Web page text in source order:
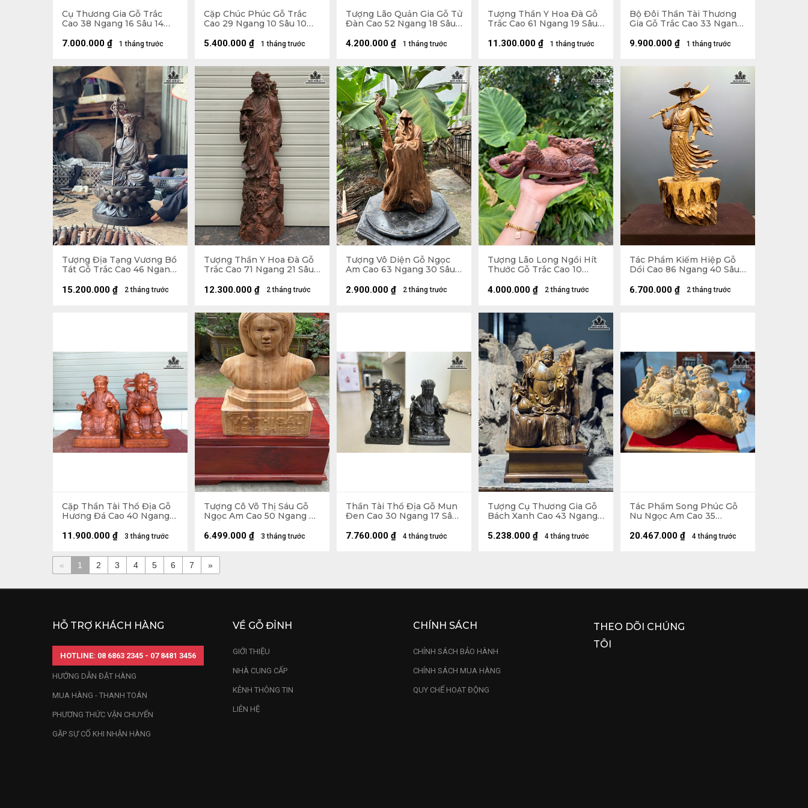
Cụ Thương Gia Gỗ Trắc
Cao 38 Ngang 16 Sâu 14
1 tháng trước
7.000.000 ₫
Cặp Chúc Phúc Gỗ Trắc
Cao 29 Ngang 10 Sâu 10
1 tháng trước
5.400.000 ₫
Tượng Lão Quản Gia Gỗ Tử
Đàn Cao 52 Ngang 18 Sâu
1 tháng trước
4.200.000 ₫
Tượng Thần Y Hoa Đà Gỗ
Trắc Cao 61 Ngang 19 Sâu
1 tháng trước
11.300.000 ₫
Bộ Đôi Thần Tài Thương
Gia Gỗ Trắc Cao 33 Ngang
1 tháng trước
9.900.000 ₫
Tượng Địa Tạng Vương Bồ
Tát Gỗ Trắc Cao 46 Ngang
2 tháng trước
15.200.000 ₫
Tượng Thần Y Hoa Đà Gỗ
Trắc Cao 71 Ngang 21 Sâu
2 tháng trước
12.300.000 ₫
Tượng Vô Diện Gỗ Ngọc
Am Cao 63 Ngang 30 Sâu
2 tháng trước
2.900.000 ₫
Tượng Lão Long Ngồi Hít
Thước Gỗ Trắc Cao 10
2 tháng trước
4.000.000 ₫
Tác Phẩm Kiếm Hiệp Gỗ
Dổi Cao 86 Ngang 40 Sâu
2 tháng trước
6.700.000 ₫
Cặp Thần Tài Thổ Địa Gỗ
Hương Đá Cao 40 Ngang
3 tháng trước
11.900.000 ₫
Tượng Cô Võ Thị Sáu Gỗ
Ngọc Am Cao 50 Ngang 40
3 tháng trước
6.499.000 ₫
Thần Tài Thổ Địa Gỗ Mun
Đen Cao 30 Ngang 17 Sâu
4 tháng trước
7.760.000 ₫
Tượng Cụ Thương Gia Gỗ
Bách Xanh Cao 43 Ngang
4 tháng trước
5.238.000 ₫
Tác Phẩm Song Phúc Gỗ
Nu Ngọc Am Cao 35
4 tháng trước
20.467.000 ₫
« 1 2 3 4 5 6 7 »
HỖ TRỢ KHÁCH HÀNG
HOTLINE: 08 6863 2345 - 07 8481 3456
HƯỚNG DẪN ĐẶT HÀNG
MUA HÀNG - THANH TOÁN
PHƯƠNG THỨC VẬN CHUYỂN
GẶP SỰ CỐ KHI NHẬN HÀNG
VỀ GỖ ĐỈNH
GIỚI THIỆU
NHÀ CUNG CẤP
KÊNH THÔNG TIN
LIÊN HỆ
CHÍNH SÁCH
CHÍNH SÁCH BẢO HÀNH
CHÍNH SÁCH MUA HÀNG
QUY CHẾ HOẠT ĐỘNG
THEO DÕI CHÚNG
TÔI